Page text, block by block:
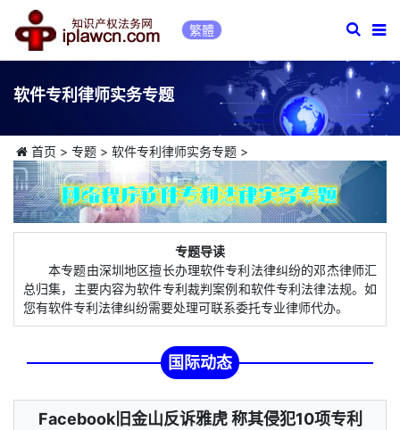
繁體
软件专利律师实务专题
首页 > 专题> 软件专利律师实务专题>
专题导读
本专题由深圳地区擅长办理软件专利法律纠纷的邓杰律师汇
总归集，主要内容为软件专利裁判案例和软件专利法律法规。如
您有软件专利法律纠纷需要处理可联系委托专业律师代办。
国际动态
Facebook旧金山反诉雅虎 称其侵犯10项专利